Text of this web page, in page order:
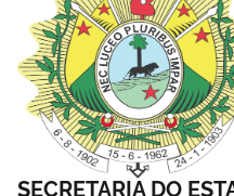
SECRETARIA DO